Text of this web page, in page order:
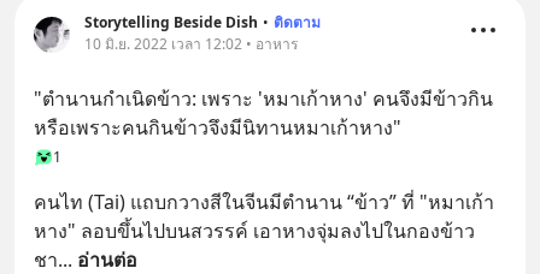
Storytelling Beside Dish • ติดตาม
10 มิ.ย. 2022 เวลา 12:02 • อาหาร
"ตำนานกำเนิดข้าว: เพราะ 'หมาเก้าหาง' คนจึงมีข้าวกิน
หรือเพราะคนกินข้าวจึงมีนิทานหมาเก้าหาง"
1
คนไท (Tai) แถบกวางสีในจีนมีตำนาน “ข้าว” ที่ "หมาเก้า
หาง" ลอบขึ้นไปบนสวรรค์ เอาหางจุ่มลงไปในกองข้าว
ชา... อ่านต่อ